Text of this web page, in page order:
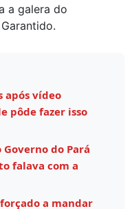
a galera do
após vídeo
pôde fazer isso
do Pará
falava com a
a mandar